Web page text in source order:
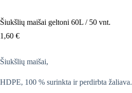
Šiukšlių maišai geltoni 60L / 50 vnt.
1,60 €
Šiukšlių maišai,
HDPE, 100 % surinkta ir perdirbta žaliava.